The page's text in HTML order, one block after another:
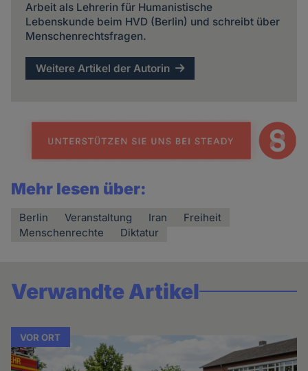
Arbeit als Lehrerin für Humanistische
Lebenskunde beim HVD (Berlin) und schreibt über
Menschenrechtsfragen.
Weitere Artikel der Autorin
Mehr lesen über:
Berlin Veranstaltung Iran
Freiheit
Menschenrechte
Diktatur
Verwandte Artikel
VOR ORT